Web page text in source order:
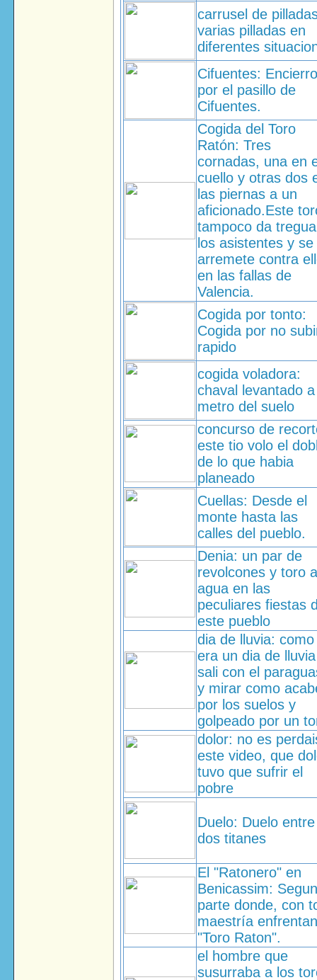
carrusel de
varias pilladas en
diferentes
Cifuentes: Encierro
por el pasillo de
Cifuentes.
Cogida del Toro
Ratón: Tres
cornadas, una en
cuello y otras dos
las piernas a un
aficionado.Este
tampoco da
los asistentes y se
arremete contra
en las fallas de
Valencia.
Cogida por tonto:
Cogida por no
rapido
cogida voladora:
chaval levantado
metro del suelo
concurso de
este tio volo el
de lo que habia
planeado
Cuellas: Desde el
monte hasta las
calles del pueblo.
Denia: un par de
revolcones y toro
agua en las
peculiares fiestas
este pueblo
dia de lluvia: como
era un dia de lluvia
sali con el
y mirar como
por los suelos y
golpeado por un
dolor: no es
este video, que
tuvo que sufrir el
pobre
Duelo: Duelo entre
dos titanes
El "Ratonero" en
Benicassim:
parte donde, con
maestría
"Toro Raton".
el hombre que
susurraba a los